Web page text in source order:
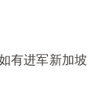
有进军新加坡